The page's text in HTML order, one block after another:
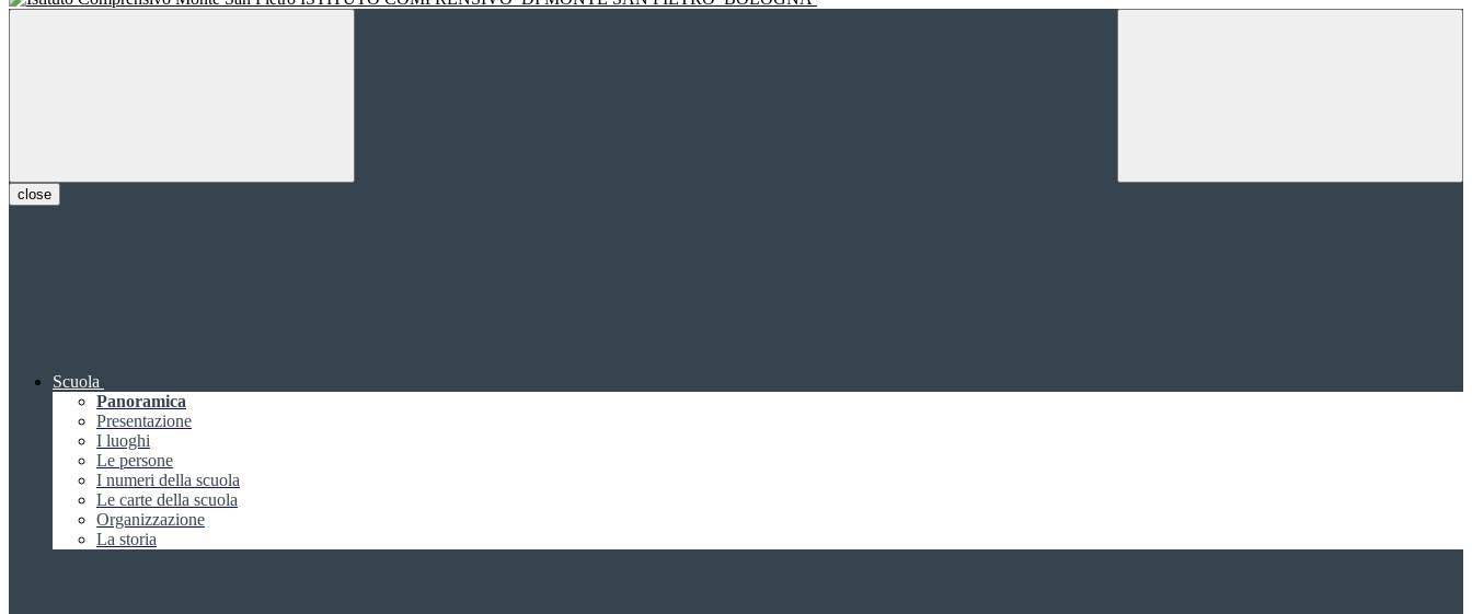
close
Scuola
Panoramica
Presentazione
I luoghi
Le persone
I numeri della scuola
Le carte della scuola
Organizzazione
La storia